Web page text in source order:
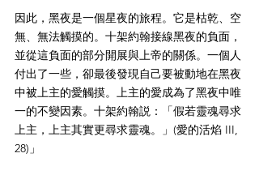
因此，黑夜是一個星夜的旅程。它是枯乾、空
無、無法觸摸的。十架約翰接線黑夜的負面，
並從這負面的部分開展與上帝的關係。一個人
付出了一些，卻最後發現自己要被動地在黑夜
中被上主的愛觸摸。上主的愛成為了黑夜中唯
一的不變因素。十架約翰説：「假若靈魂尋求
上主，上主其實更尋求靈魂。」(愛的活焰 III,
28)」